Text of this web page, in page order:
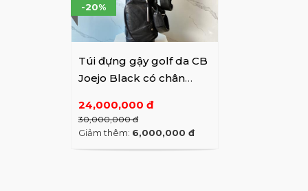
Túi đựng gậy golf da CB
Joejo Black có chân
24,000,000 đ
30,000,000 đ
-20%
Giảm thêm: 6,000,000 đ